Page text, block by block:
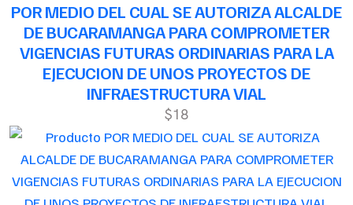
POR MEDIO DEL CUAL SE AUTORIZA ALCALDE
DE BUCARAMANGA PARA COMPROMETER
VIGENCIAS FUTURAS ORDINARIAS PARA LA
EJECUCION DE UNOS PROYECTOS DE
INFRAESTRUCTURA VIAL
$18